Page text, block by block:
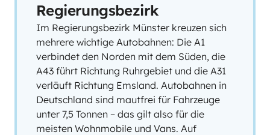
Regierungsbezirk
Im Regierungsbezirk Münster kreuzen sich
mehrere wichtige Autobahnen: Die A1
verbindet den Norden mit dem Süden, die
A43 führt Richtung Ruhrgebiet und die A31
verläuft Richtung Emsland. Autobahnen in
Deutschland sind mautfrei für Fahrzeuge
unter 7,5 Tonnen – das gilt also für die
meisten Wohnmobile und Vans. Auf